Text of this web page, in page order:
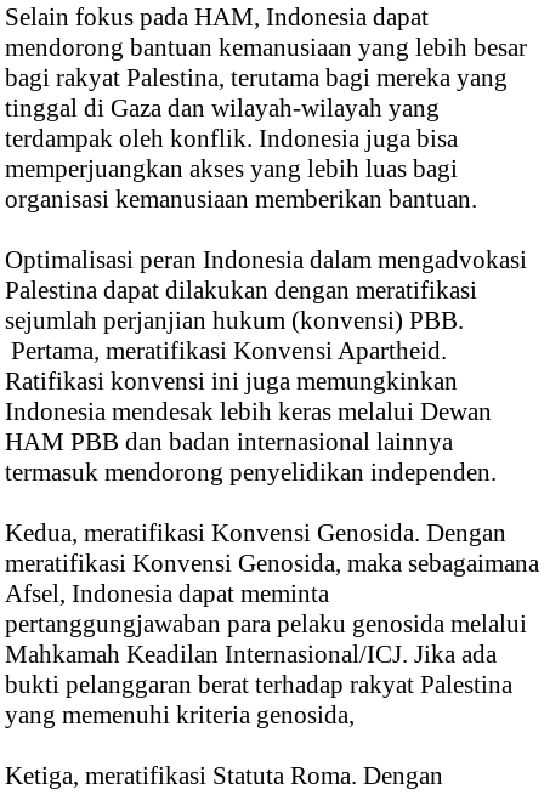
Selain fokus pada HAM, Indonesia dapat
mendorong bantuan kemanusiaan yang lebih besar
bagi rakyat Palestina, terutama bagi mereka yang
tinggal di Gaza dan wilayah-wilayah yang
terdampak oleh konflik. Indonesia juga bisa
memperjuangkan akses yang lebih luas bagi
organisasi kemanusiaan memberikan bantuan.
Optimalisasi peran Indonesia dalam mengadvokasi
Palestina dapat dilakukan dengan meratifikasi
sejumlah perjanjian hukum (konvensi) PBB.
Pertama, meratifikasi Konvensi Apartheid.
Ratifikasi konvensi ini juga memungkinkan
Indonesia mendesak lebih keras melalui Dewan
HAM PBB dan badan internasional lainnya
termasuk mendorong penyelidikan independen.
Kedua, meratifikasi Konvensi Genosida. Dengan
meratifikasi Konvensi Genosida, maka sebagaimana
Afsel, Indonesia dapat meminta
pertanggungjawaban para pelaku genosida melalui
Mahkamah Keadilan Internasional/ICJ. Jika ada
bukti pelanggaran berat terhadap rakyat Palestina
yang memenuhi kriteria genosida,
Ketiga, meratifikasi Statuta Roma. Dengan